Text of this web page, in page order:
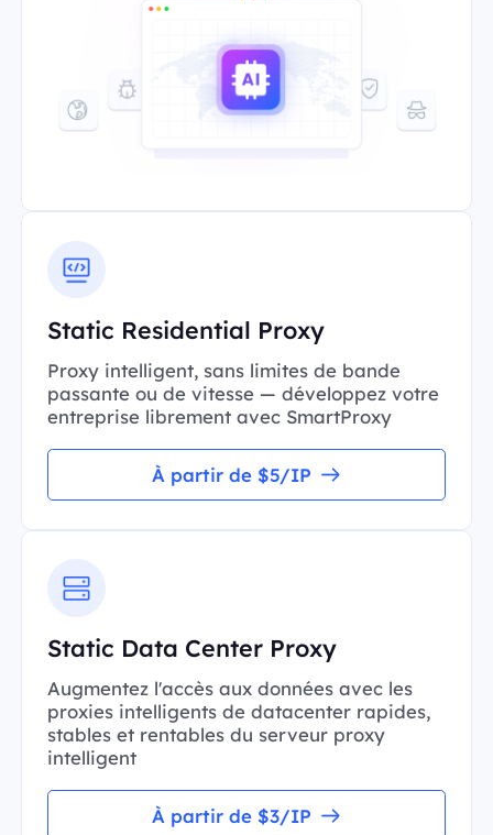
Static Residential Proxy
Proxy intelligent, sans limites de bande
passante ou de vitesse — développez votre
entreprise librement avec SmartProxy
À partir de $5/IP
Static Data Center Proxy
Augmentez l'accès aux données avec les
proxies intelligents de datacenter rapides,
stables et rentables du serveur proxy
intelligent
À partir de $3/IP